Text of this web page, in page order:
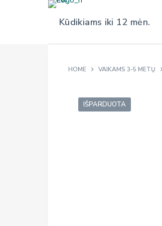
Kūdikiams iki 12 mėn.
HOME VAIKAMS 3-5 METŲ
IŠPARDUOTA